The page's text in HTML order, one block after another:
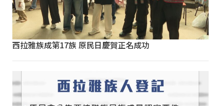
西拉雅族成第17族 原民日慶賀正名成功